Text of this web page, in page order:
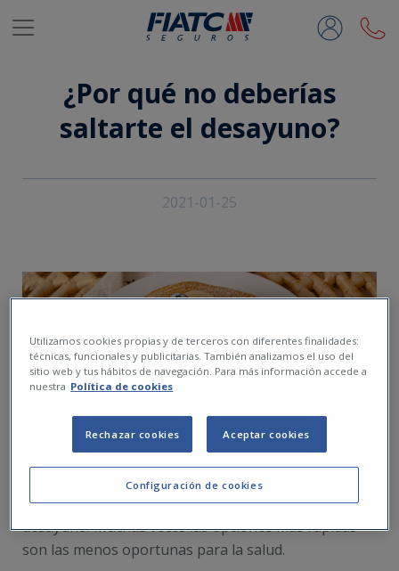
Saltar al contenido principal
¿Por qué no deberías
saltarte el desayuno?
2021-01-25
Desayunar es importante, pero no vale cualquier
desayuno. Muchas veces las opciones más rápidas
son las menos oportunas para la salud.
Utilizamos cookies propias y de terceros con diferentes finalidades:
técnicas, funcionales y publicitarias. También analizamos el uso del
sitio web y tus hábitos de navegación. Para más información accede a
nuestra Política de cookies
Configuración de cookies
Rechazar cookies Aceptar cookies